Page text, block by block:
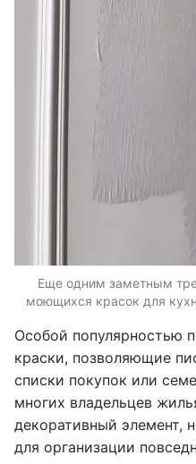
Еще одним заметным
моющихся красок для
Особой популярностью
краски, позволяющие
списки покупок или
многих владельцев
декоративный элемент,
для организации